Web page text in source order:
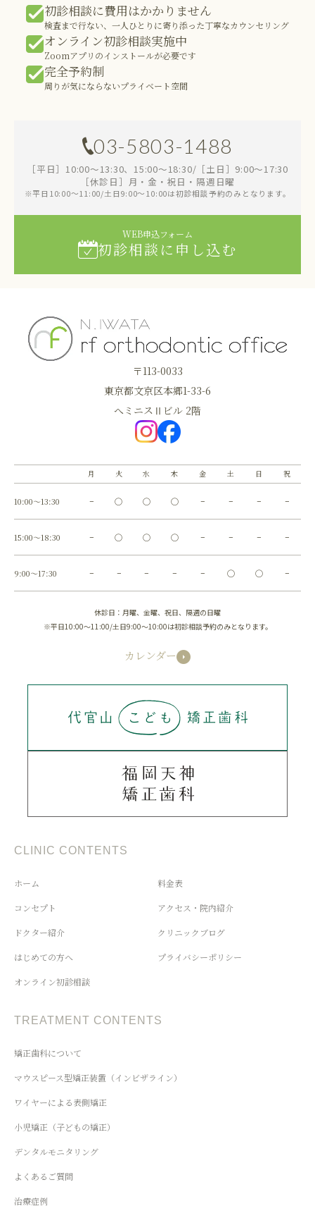
初診相談に費用はかかりません
検査まで行ない、一人ひとりに寄り添った丁寧なカウンセリング
オンライン初診相談実施中
Zoomアプリのインストールが必要です
完全予約制
周りが気にならないプライベート空間
03-5803-1488
［平日］10:00～13:30、15:00～18:30/［土日］9:00～17:30
［休診日］月・金・祝日・隔週日曜
※平日10:00～11:00/土日9:00～10:00は初診相談予約のみとなります。
WEB申込フォーム
初診相談に申し込む
〒113-0033
東京都文京区本郷1-33-6
へミニスⅡビル 2階
月 火 水 木 金 土 日 祝
10:00～13:30 − ◯ ◯ ◯ − − − −
15:00～18:30 − ◯ ◯ ◯ − − − −
9:00～17:30 − − − − − ◯ ◯ −
休診日：月曜、金曜、祝日、隔週の日曜
※平日10:00～11:00/土日9:00～10:00は初診相談予約のみとなります。
カレンダー
CLINIC CONTENTS
ホーム
コンセプト
ドクター紹介
はじめての方へ
オンライン初診相談
料金表
アクセス・院内紹介
クリニックブログ
プライバシーポリシー
TREATMENT CONTENTS
矯正歯科について
マウスピース型矯正装置（インビザライン）
ワイヤーによる表側矯正
小児矯正（子どもの矯正）
デンタルモニタリング
よくあるご質問
治療症例